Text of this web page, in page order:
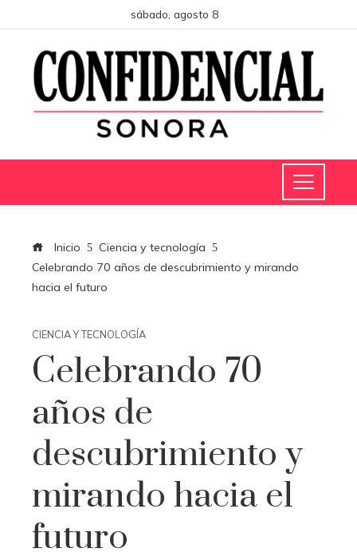
sábado, agosto 8
Inicio
Ciencia y tecnología
Celebrando 70 años de descubrimiento y mirando
hacia el futuro
CIENCIA Y TECNOLOGÍA
Celebrando 70
años de
descubrimiento y
mirando hacia el
futuro